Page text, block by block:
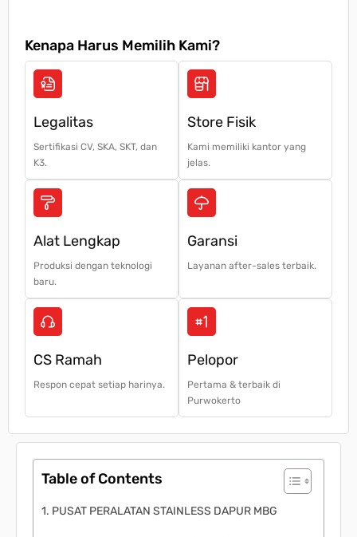
Table of Contents
PUSAT PERALATAN STAINLESS DAPUR MBG
Kenapa Harus Memilih Kami?
Legalitas
Sertifikasi CV, SKA, SKT, dan
K3.
Store Fisik
Kami memiliki kantor yang
jelas.
Alat Lengkap
Produksi dengan teknologi
baru.
Garansi
Layanan after-sales terbaik.
CS Ramah
Respon cepat setiap harinya.
Pelopor
Pertama & terbaik di
Purwokerto